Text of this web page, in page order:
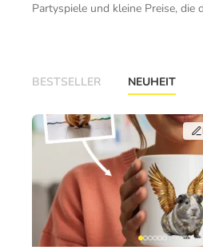
Partyspiele und kleine Preise, die
BESTSELLER NEUHEIT